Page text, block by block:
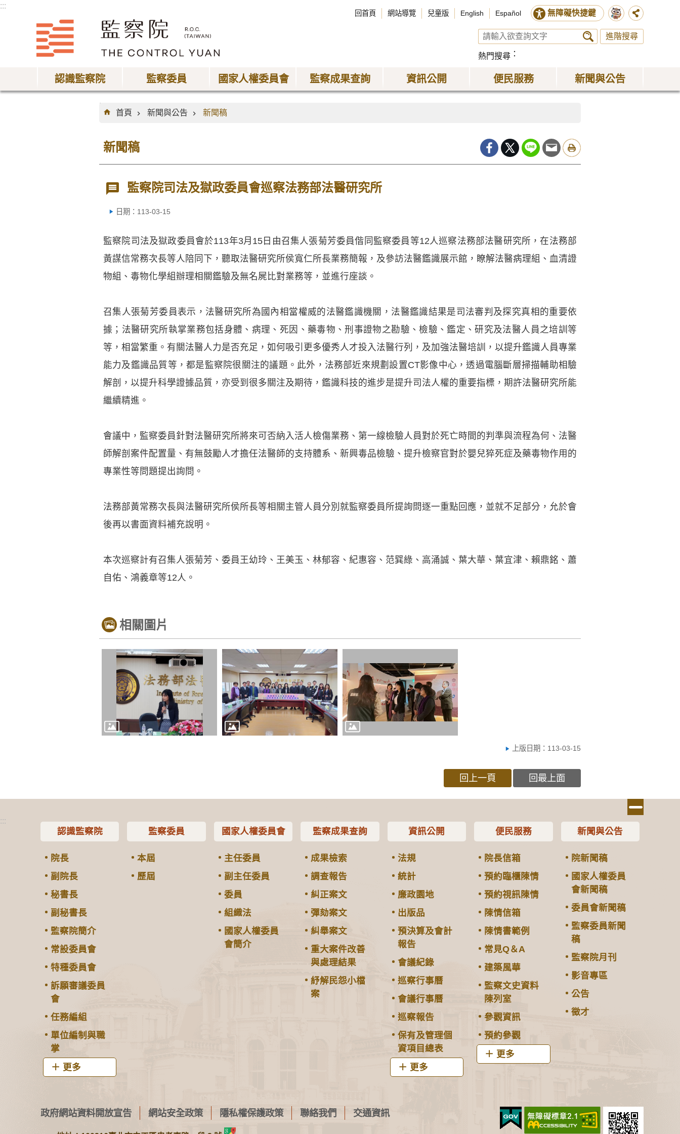
:::
回首頁 網站導覽 兒童版 English Español 無障礙快捷鍵
進階搜尋
熱門搜尋
認識監察院 監察委員 國家人權委員會 監察成果查詢 資訊公開 便民服務 新聞與公告
:::
首頁
新聞與公告 新聞稿
新聞稿
監察院司法及獄政委員會巡察法務部法醫研究所
日期：113-03-15
監察院司法及獄政委員會於113年3月15日由召集人張菊芳委員偕同監察委員等12人巡察法務部法醫研究所，在法務部
黃謀信常務次長等人陪同下，聽取法醫研究所侯寬仁所長業務簡報，及參訪法醫鑑識展示館，瞭解法醫病理組、血清證
物組、毒物化學組辦理相關鑑驗及無名屍比對業務等，並進行座談。
召集人張菊芳委員表示，法醫研究所為國內相當權威的法醫鑑識機關，法醫鑑識結果是司法審判及探究真相的重要依
據；法醫研究所執掌業務包括身體、病理、死因、藥毒物、刑事證物之勘驗、檢驗、鑑定、研究及法醫人員之培訓等
等，相當繁重。有關法醫人力是否充足，如何吸引更多優秀人才投入法醫行列，及加強法醫培訓，以提升鑑識人員專業
能力及鑑識品質等，都是監察院很關注的議題。此外，法務部近來規劃設置CT影像中心，透過電腦斷層掃描輔助相驗
解剖，以提升科學證據品質，亦受到很多關注及期待，鑑識科技的進步是提升司法人權的重要指標，期許法醫研究所能
繼續精進。
會議中，監察委員針對法醫研究所將來可否納入活人檢傷業務、第一線檢驗人員對於死亡時間的判準與流程為何、法醫
師解剖案件配置量、有無鼓勵人才擔任法醫師的支持體系、新興毒品檢驗、提升檢察官對於嬰兒猝死症及藥毒物作用的
專業性等問題提出詢問。
法務部黃常務次長與法醫研究所侯所長等相關主管人員分別就監察委員所提詢問逐一重點回應，並就不足部分，允於會
後再以書面資料補充說明。
本次巡察計有召集人張菊芳、委員王幼玲、王美玉、林郁容、紀惠容、范巽綠、高涌誠、葉大華、葉宜津、賴鼎銘、蕭
自佑、鴻義章等12人。
相關圖片
上版日期：113-03-15
回上一頁 回最上面
:::
認識監察院
院長
副院長
秘書長
副秘書長
監察院簡介
常設委員會
特種委員會
訴願審議委員
會
任務編組
單位編制與職
掌
更多
監察委員
本屆
歷屆
國家人權委員會
主任委員
副主任委員
委員
組織法
國家人權委員
會簡介
監察成果查詢
成果檢索
調查報告
糾正案文
彈劾案文
糾舉案文
重大案件改善
與處理結果
紓解民怨小檔
案
資訊公開
法規
統計
廉政園地
出版品
預決算及會計
報告
會議紀錄
巡察行事曆
會議行事曆
巡察報告
保有及管理個
資項目總表
更多
便民服務
院長信箱
預約臨櫃陳情
預約視訊陳情
陳情信箱
陳情書範例
常見Q＆A
建築風華
監察文史資料
陳列室
參觀資訊
預約參觀
更多
新聞與公告
院新聞稿
國家人權委員
會新聞稿
委員會新聞稿
監察委員新聞
稿
監察院月刊
影音專區
公告
徵才
政府網站資料開放宣告 網站安全政策 隱私權保護政策 聯絡我們 交通資訊